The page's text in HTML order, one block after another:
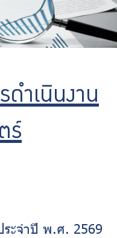
ดำเนินงาน
ร์
ระจําปี พ.ศ. 2569